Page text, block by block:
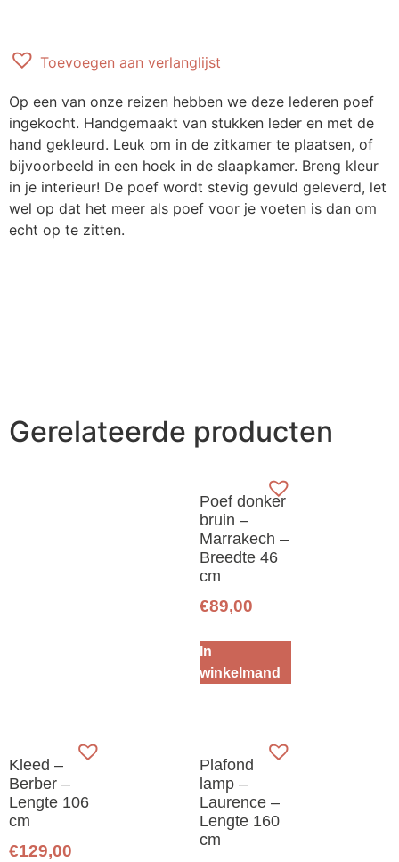
Toevoegen aan verlanglijst
Op een van onze reizen hebben we deze lederen poef
ingekocht. Handgemaakt van stukken leder en met de
hand gekleurd. Leuk om in de zitkamer te plaatsen, of
bijvoorbeeld in een hoek in de slaapkamer. Breng kleur
in je interieur! De poef wordt stevig gevuld geleverd, let
wel op dat het meer als poef voor je voeten is dan om
echt op te zitten.
Gerelateerde producten
Poef donker
bruin –
Marrakech –
Breedte 46
cm
€89,00
In
winkelmand
Kleed –
Berber –
Lengte 106
cm
€129,00
Plafond
lamp –
Laurence –
Lengte 160
cm